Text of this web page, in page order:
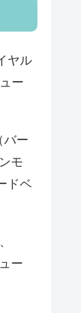
ヤル
ー
バー
モ
ドベ
ー